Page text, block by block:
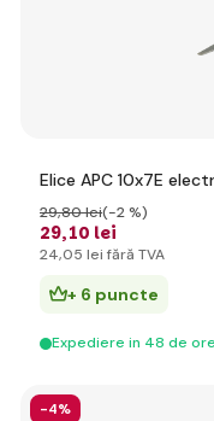
Elice APC 10x7E
29,10 lei
29,80 lei(-2 %)
24,05 lei fără TVA
+ 6 puncte
Expediere in 48 de ore
-4%